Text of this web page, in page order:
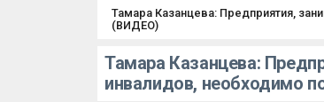
Тамара Казанцева: Предприятия,
(ВИДЕО)
Тамара Казанцева:
инвалидов, необходимо